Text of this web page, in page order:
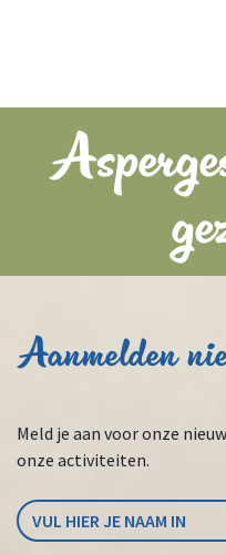
Aanmelden
Meld je aan voor onze
onze activiteiten.